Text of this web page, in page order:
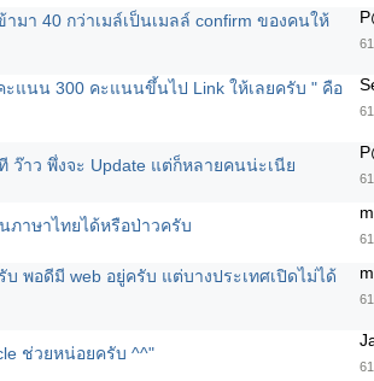
ามา 40 กว่าเมล์เป็นเมลล์ confirm ของคนให้
แนน 300 คะแนนขึ้นไป Link ให้เลยครับ " คือ
ว๊าว พึ่งจะ Update แต่ก็หลายคนน่ะเนีย
ภาษาไทยได้หรือป่าวครับ
พอดีมี web อยู่ครับ แต่บางประเทศเปิดไม่ได้
ช่วยหน่อยครับ ^^"